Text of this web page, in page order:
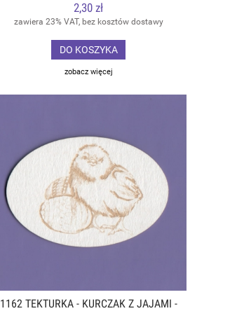
2,30 zł
zawiera 23% VAT, bez kosztów dostawy
DO KOSZYKA
zobacz więcej
1162 TEKTURKA - KURCZAK Z JAJAMI -